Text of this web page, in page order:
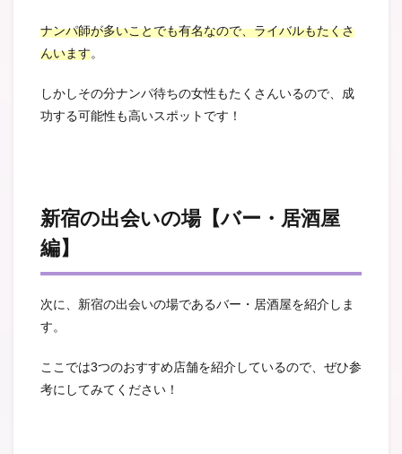
ナンパ師が多いことでも有名なので、ライバルもたくさ
んいます。
しかしその分ナンパ待ちの女性もたくさんいるので、成
功する可能性も高いスポットです！
新宿の出会いの場【バー・居酒屋
編】
次に、新宿の出会いの場であるバー・居酒屋を紹介しま
す。
ここでは3つのおすすめ店舗を紹介しているので、ぜひ参
考にしてみてください！